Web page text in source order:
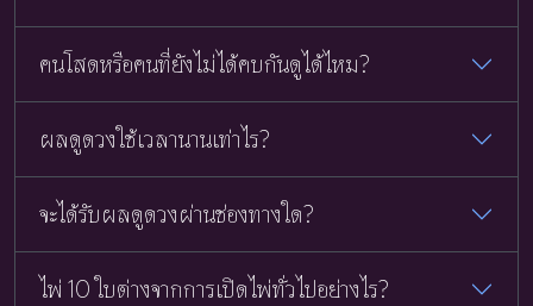
คนโสดหรือคนที่ยังไม่ได้คบกันดูได้ไหม?
ผลดูดวงใช้เวลานานเท่าไร?
จะได้รับผลดูดวงผ่านช่องทางใด?
ไพ่ 10 ใบต่างจากการเปิดไพ่ทั่วไปอย่างไร?